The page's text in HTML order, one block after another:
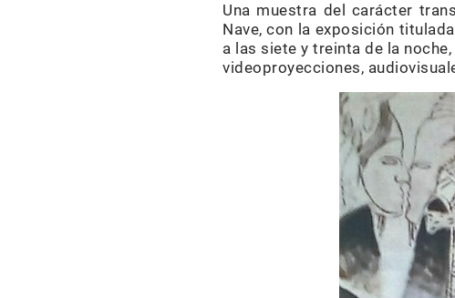
Una muestra del carácter
Nave, con la exposición titulada
a las siete y treinta de la
videoproyecciones,